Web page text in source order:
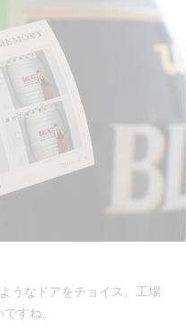
うなドアをチョイス。工場
すね。